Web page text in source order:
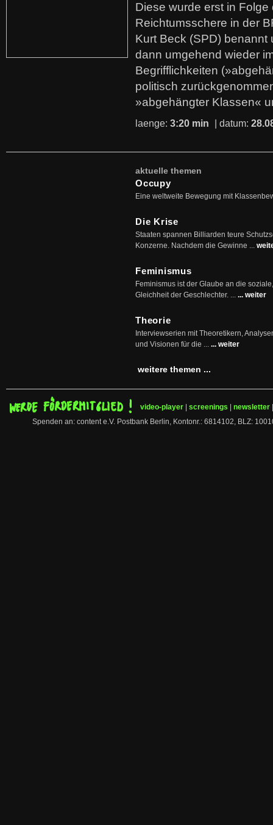
Diese wurde erst in
Reichtumsschere in der
Kurt Beck (SPD)
dann umgehend wieder
Begrifflichkeiten
politisch
»abgehängter Klassen«
laenge: 3:20 min | datum:
aktuelle themen
Occupy
Eine weltweite Bewegung mit
Die Krise
Staaten spannen Billiarden teure
Konzerne. Nachdem die Gewinne ...
Feminismus
Feminismus ist der Glaube an die
Gleichheit der Geschlechter. ... ... weiter
Theorie
Interviewserien mit Theoretikern,
und Visionen für die ... ... weiter
weitere themen ...
video-player screenings newsletter
Spenden an: content e.V. Postbank Berlin, Kontonr.: 6814102, BLZ: